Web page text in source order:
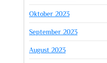
Oktober 2023
September 2023
August 2023